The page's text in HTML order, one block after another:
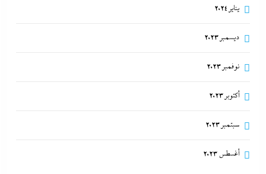
يناير 2024
ديسمبر 2023
نوفمبر 2023
أكتوبر 2023
سبتمبر 2023
أغسطس 2023